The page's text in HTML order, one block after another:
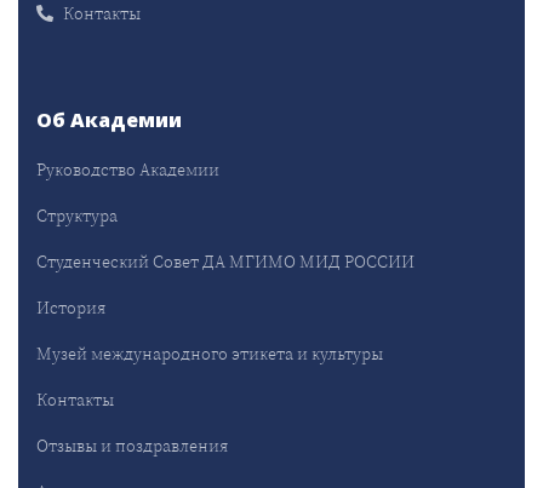
Контакты
Об Академии
Руководство Академии
Структура
Студенческий Совет ДА МГИМО МИД РОССИИ
История
Музей международного этикета и культуры
Контакты
Отзывы и поздравления